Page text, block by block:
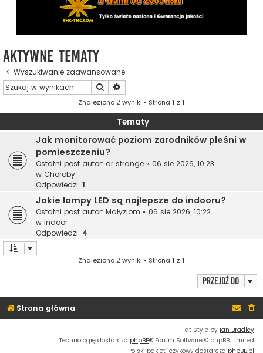
Aktywne tematy
Wyszukiwanie zaawansowane
Szukaj
Znaleziono 2 wyniki • Strona 1 z 1
Tematy
Jak monitorować poziom zarodników pleśni w
pomieszczeniu?
Ostatni post autor: dr strange « 06 sie 2026, 10:23
w Choroby
Odpowiedzi: 1
Jakie lampy LED są najlepsze do indooru?
Ostatni post autor: Małyziom « 06 sie 2026, 10:22
w Indoor
Odpowiedzi: 4
Znaleziono 2 wyniki • Strona 1 z 1
Przejdź do
Strona główna
Flat Style by Ian Bradley
Technologię dostarcza phpBB® Forum Software © phpBB Limited
Polski pakiet językowy dostarcza phpBB.pl